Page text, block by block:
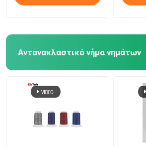
Αντανακλαστικό νήμα νημάτων